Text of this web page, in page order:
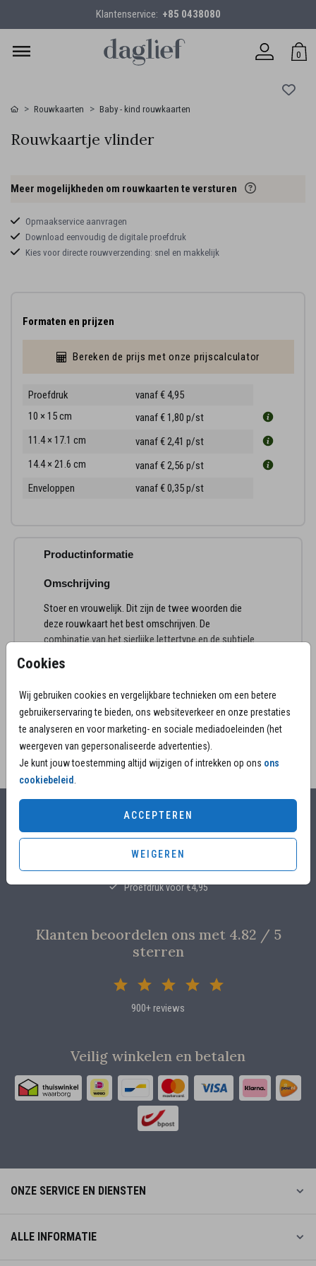
Klantenservice: +85 0438080
0
Cookies
Wij gebruiken cookies en vergelijkbare technieken om een betere
gebruikerservaring te bieden, ons websiteverkeer en onze prestaties
te analyseren en voor marketing- en sociale mediadoeleinden (het
weergeven van gepersonaliseerde advertenties).
Je kunt jouw toestemming altijd wijzigen of intrekken op ons ons
cookiebeleid.
ACCEPTEREN
WEIGEREN
Rouwkaarten Baby - kind rouwkaarten
Rouwkaartje vlinder
Meer mogelijkheden om rouwkaarten te versturen
Opmaakservice aanvragen
Download eenvoudig de digitale proefdruk
Kies voor directe rouwverzending: snel en makkelijk
Formaten en prijzen
Bereken de prijs met onze prijscalculator
Proefdruk
vanaf € 4,95
10 × 15 cm
vanaf € 1,80 p/st
11.4 × 17.1 cm
vanaf € 2,41 p/st
14.4 × 21.6 cm
vanaf € 2,56 p/st
Enveloppen
vanaf € 0,35p/st
Productinformatie
Omschrijving
Stoer en vrouwelijk. Dit zijn de twee woorden die
deze rouwkaart het best omschrijven. De
combinatie van het sierlijke lettertype en de subtiele
illustraties maken deze rouwkaart uniek.
• Envelopkleur oudroze past mooi bij deze
rouwkaart.
• De papiersoort parelmoer geeft de kaart een
prachtige glans.
Heb je nog vragen?
Alles voor jouw moment
Voor 17.00 uur besteld, is vandaag nog in productie
Overleg met designers van de ontwerpstudio
Proefdruk voor €4,95
Klanten beoordelen ons met 4.82 / 5
sterren
900+ reviews
Veilig winkelen en betalen
ONZE SERVICE EN DIENSTEN
ALLE INFORMATIE